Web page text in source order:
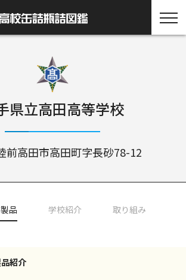
県立高田高等学校
前高田市高田町字長砂78-12
品 学校紹介 取り組み
紹介